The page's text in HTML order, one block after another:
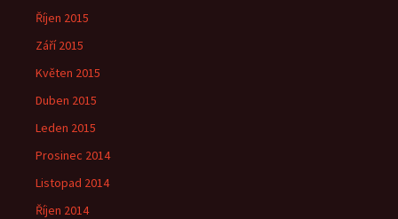
Říjen 2015
Září 2015
Květen 2015
Duben 2015
Leden 2015
Prosinec 2014
Listopad 2014
Říjen 2014